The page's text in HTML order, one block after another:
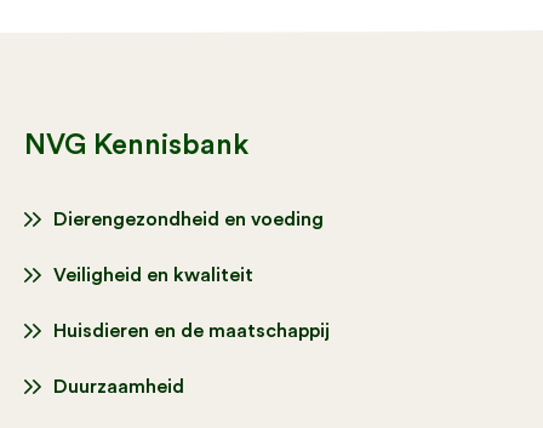
NVG Kennisbank
Dierengezondheid en voeding
Veiligheid en kwaliteit
Huisdieren en de maatschappij
Duurzaamheid